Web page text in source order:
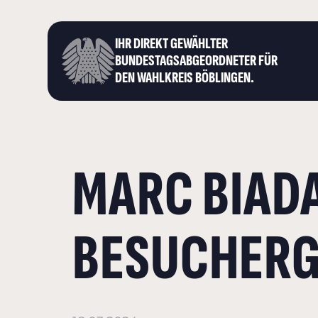
IHR DIREKT GEWÄHLTER
BUNDESTAGS­ABGEORDNETER FÜR
DEN WAHLKREIS BÖBLINGEN.
MARC